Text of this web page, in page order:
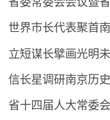
世界市长代表聚首
立短谋长擘画光明
信长星调研南京历
省十四届人大常委